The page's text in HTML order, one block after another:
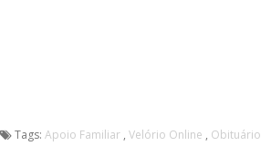
Tags: Apoio Familiar , Velório Online , Obituário